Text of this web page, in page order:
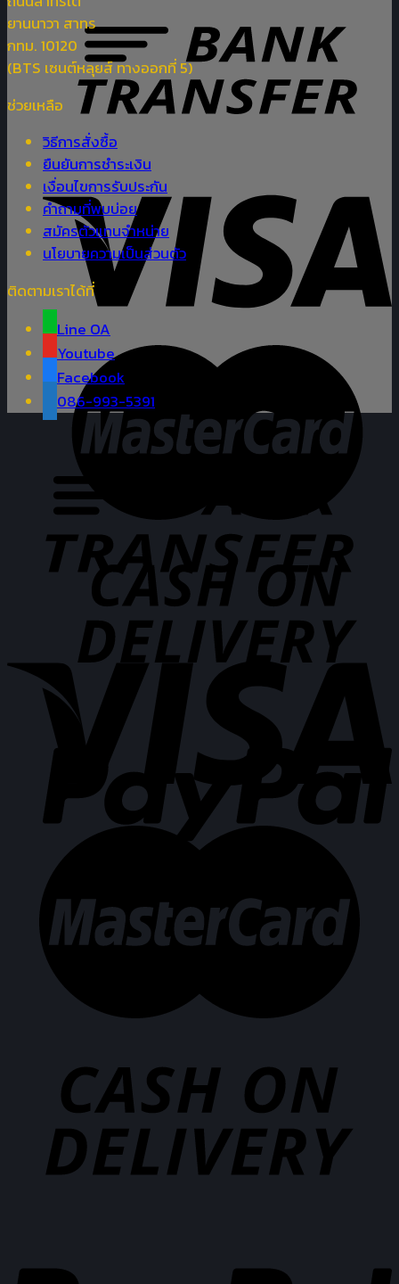
ยานนาวา สาทร
กทม. 10120
(BTS เซนต์หลุยส์ ทางออกที่ 5)
ช่วยเหลือ
วิธีการสั่งซื้อ
ยืนยันการชำระเงิน
เงื่อนไขการรับประกัน
คำถามที่พบบ่อย
สมัครตัวแทนจำหน่าย
นโยบายความเป็นส่วนตัว
ติดตามเราได้ที่
Line OA
Youtube
Facebook
086-993-5391